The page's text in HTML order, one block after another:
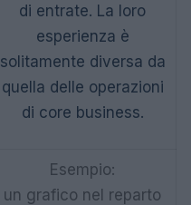
di entrate. La loro
esperienza è
solitamente diversa da
quella delle operazioni
di core business.
Esempio:
un grafico nel reparto